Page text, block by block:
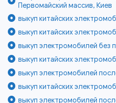
Первомайский массив, Киев
выкуп китайских
выкуп китайских
выкуп электромобилей без
выкуп китайских
выкуп электромобилей
выкуп китайских
выкуп электромобилей